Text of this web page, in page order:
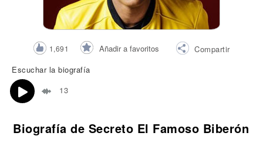
1,691 Añadir a favoritos
Compartir
Escuchar la biografía
13
Biografía de Secreto El Famoso Biberón